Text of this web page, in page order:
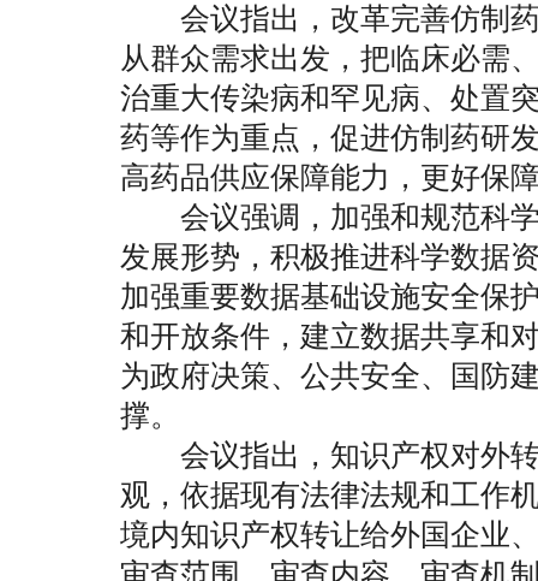
会议指出，改革完善仿制药
从群众需求出发，把临床必需
治重大传染病和罕见病、处置
药等作为重点，促进仿制药研
高药品供应保障能力，更好保
会议强调，加强和规范科学
发展形势，积极推进科学数据
加强重要数据基础设施安全保
和开放条件，建立数据共享和
为政府决策、公共安全、国防
撑。
会议指出，知识产权对外转
观，依据现有法律法规和工作
境内知识产权转让给外国企业
审查范围、审查内容、审查机